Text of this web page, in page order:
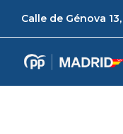
Calle de Génova